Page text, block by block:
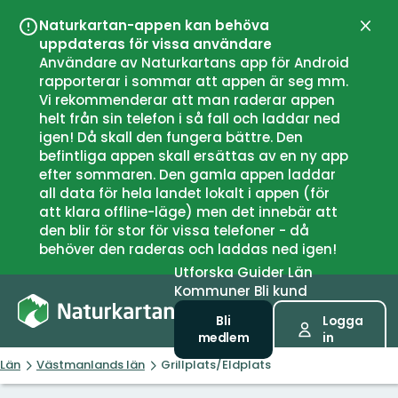
Naturkartan-appen kan behöva
uppdateras för vissa användare
Användare av Naturkartans app för Android
rapporterar i sommar att appen är seg mm.
Vi rekommenderar att man raderar appen
helt från sin telefon i så fall och laddar ned
igen! Då skall den fungera bättre. Den
befintliga appen skall ersättas av en ny app
efter sommaren. Den gamla appen laddar
all data för hela landet lokalt i appen (för
att klara offline-läge) men det innebär att
den blir för stor för vissa telefoner - då
behöver den raderas och laddas ned igen!
UtforskaGuiderLän
Kommuner Bli kund
Bli
medlem
Logga
in
Län Västmanlands län Grillplats/Eldplats